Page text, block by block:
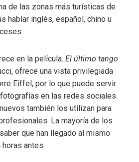
de las zonas más turísticas de
hablar inglés, español, chino u
en la película. El último tango
ofrece una vista privilegiada
Eiffel, por lo que puede servir
en las redes sociales.
también los utilizan para
La mayoría de los
que han llegado al mismo
horas antes.